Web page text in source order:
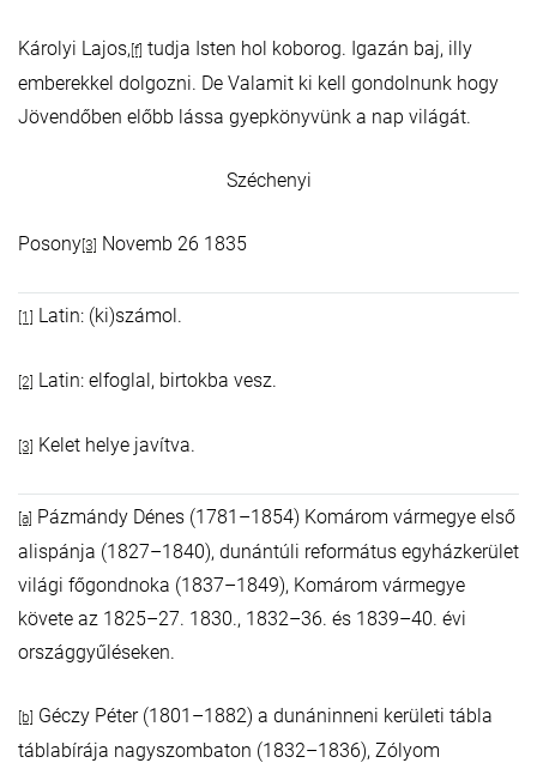
Károlyi Lajos, [f] tudja Isten hol koborog. Igazán baj, illy
emberekkel dolgozni. De Valamit ki kell gondolnunk hogy
Jövendőben előbb lássa gyepkönyvünk a nap világát.
Széchenyi
Posony [3] Novemb 26 1835
[1] Latin: (ki)számol.
[2] Latin: elfoglal, birtokba vesz.
[3] Kelet helye javítva.
[a] Pázmándy Dénes (1781–1854) Komárom vármegye első
alispánja (1827–1840), dunántúli református egyházkerület
világi főgondnoka (1837–1849), Komárom vármegye
követe az 1825–27. 1830., 1832–36. és 1839–40. évi
országgyűléseken.
[b]
Géczy Péter (1801–1882) a dunáninneni kerületi tábla
táblabírája nagyszombaton (1832–1836), Zólyom